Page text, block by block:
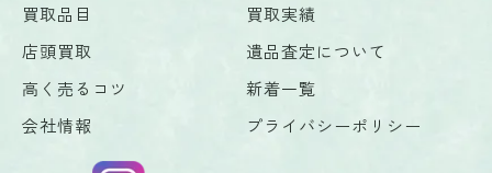
買取品目
買取実績
店頭買取
遺品査定について
高く売るコツ
新着一覧
会社情報
プライバシーポリシー